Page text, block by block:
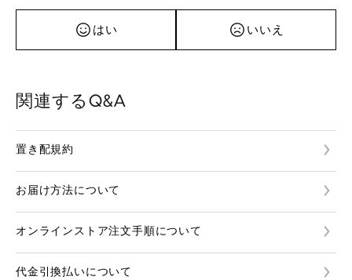
はい いいえ
関連するQ&A
置き配規約
お届け方法について
オンラインストア注文手順について
代金引換払いについて